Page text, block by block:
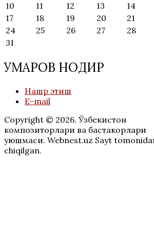
10
11 12 13 14
17
18 19 20 21
24
25 26 27 28
31
УМАРОВ НОДИР
Нашр этиш
E-mail
Copyright © 2026. Ўзбекистон
композиторлари ва бастакорлари
уюшмаси. Webnest.uz Sayt
chiqilgan.